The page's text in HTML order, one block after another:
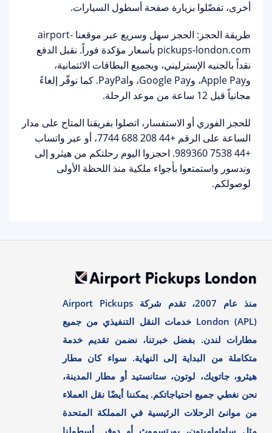
أخرى، تفضّلوا بزيارة صفحة أسطول السيارات.
طريقة الحجز:
الحجز سهل وسريع عبر موقعنا airport-
pickups-london.com بأسعار مؤكدة فوراً. نقبل الدفع
نقداً بالجنيه الإسترليني، وبجميع البطاقات الائتمانية،
وApple Pay، وGoogle Pay، وPayPal. كما نوفّر
إلغاءً
مجانياًقبل 12 ساعة من موعد الرحلة.
للحجز الفوري أو الاستفسار، اتصلوا بفريقنا المتاح على مدار
الساعة على الرقم +44 208 688 7744
، أو عبر واتساب
+44 7538 989360
. احجزوا اليوم رحلتكم من هيثرو إلى
وندسور واستمتعوا بأجواء ملكية منذ اللحظة الأولى
لوصولكم.
منذ عام 2007، تقدم شركة Airport Pickups
London (APL) خدمات النقل التنفيذي من جميع
مطارات لندن. بفضل خبرتنا، نضمن تقديم خدمة
متكاملة من البداية إلى النهاية. سواء كان مطار
هيثرو، جاتويك، لوتون، ستانستيد أو مطار المدينة،
نحن نغطي جميع احتياجاتكم. يمكننا أيضًا نقل العملاء
من موانئ الرحلات الرئيسية في المملكة المتحدة
مثل ساوثهامبتون، بورتسموث أو دوفر. أسطولنا